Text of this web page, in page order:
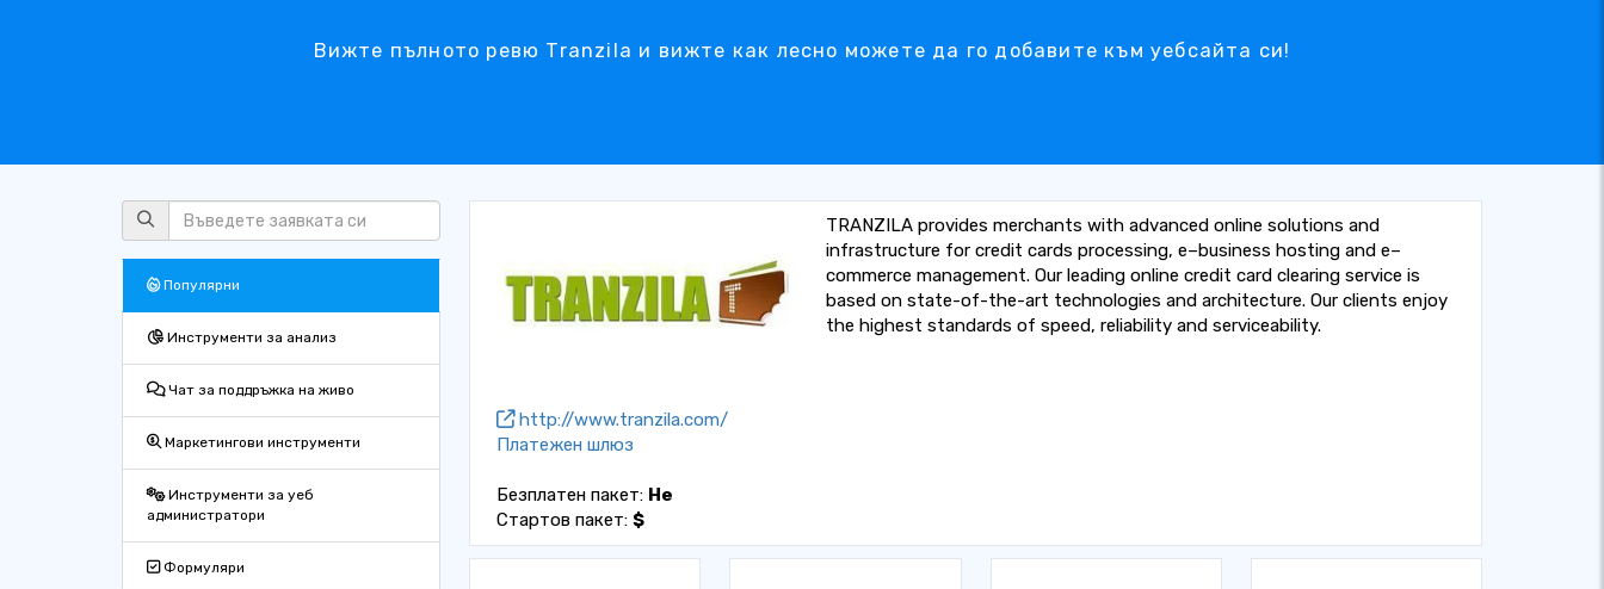
Вижте пълното ревю Tranzila и вижте как лесно можете да го добавите към уебсайта си!
Популярни
Инструменти за анализ
Чат за поддръжка на живо
Маркетингови инструменти
Инструменти за уеб
администратори
Формуляри
http://www.tranzila.com/
Платежен шлюз
Безплатен пакет: Не
Стартов пакет: $
TRANZILA provides merchants with advanced online solutions and
infrastructure for credit cards processing, e–business hosting and e–
commerce management. Our leading online credit card clearing service is
based on state-of-the-art technologies and architecture. Our clients enjoy
the highest standards of speed, reliability and serviceability.